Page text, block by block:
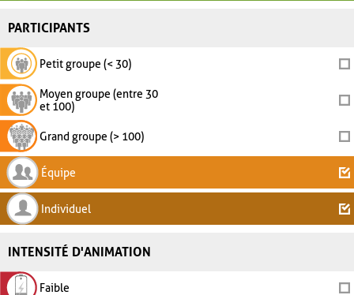
PARTICIPANTS
Petit groupe (< 30)
Moyen groupe (entre 30
et 100)
Grand groupe (> 100)
Équipe
Individuel
INTENSITÉ D'ANIMATION
Faible